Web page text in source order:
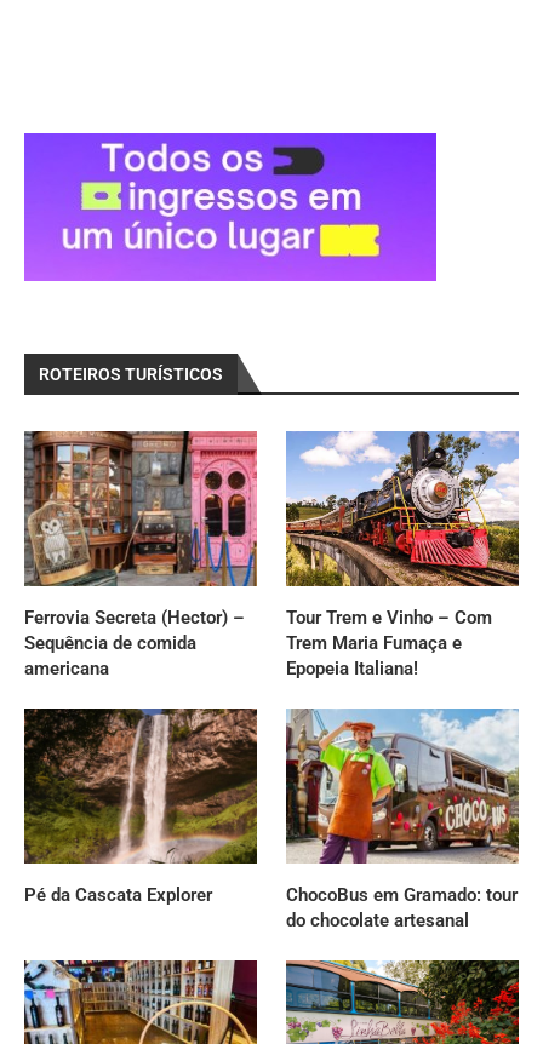
ROTEIROS TURÍSTICOS
Ferrovia Secreta (Hector) –
Sequência de comida
americana
Tour Trem e Vinho – Com
Trem Maria Fumaça e
Epopeia Italiana!
Pé da Cascata Explorer
ChocoBus em Gramado: tour
do chocolate artesanal